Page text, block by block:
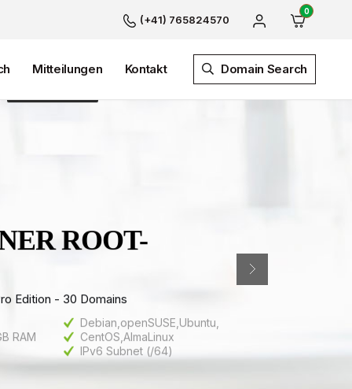
(+41) 765824570
0
Mitteilungen Kontakt Domain Search
Edition - 30 Domains
RAM
Kontakt